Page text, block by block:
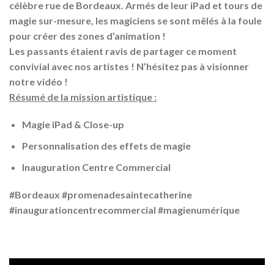
célèbre rue de Bordeaux. Armés de leur iPad et tours de
magie sur-mesure, les magiciens se sont mêlés à la foule
pour créer des zones d’animation !
Les passants étaient ravis de partager ce moment
convivial avec nos artistes ! N’hésitez pas à visionner
notre vidéo !
Résumé de la mission artistique :
Magie iPad & Close-up
Personnalisation des effets de magie
Inauguration Centre Commercial
#Bordeaux #promenadesaintecatherine
#inaugurationcentrecommercial #magienumérique